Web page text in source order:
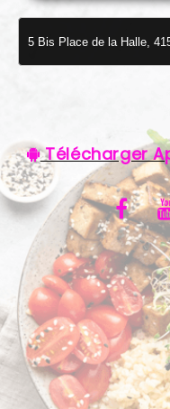
VOS AVIS
MENTIONS LÉGALES
Télécharger